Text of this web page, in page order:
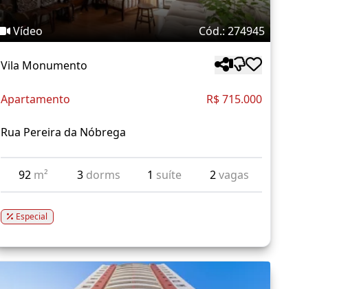
Vídeo Cód.: 274945
Vila Monumento
Apartamento R$ 715.000
Rua Pereira da Nóbrega
92 m² 3 dorms 1 suíte 2vagas
Especial